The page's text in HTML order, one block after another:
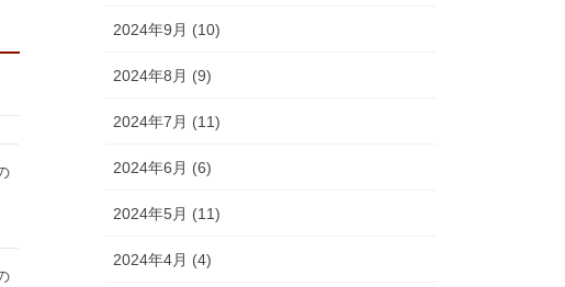
2024年9月 (10)
2024年8月 (9)
2024年7月 (11)
2024年6月 (6)
2024年5月 (11)
2024年4月 (4)